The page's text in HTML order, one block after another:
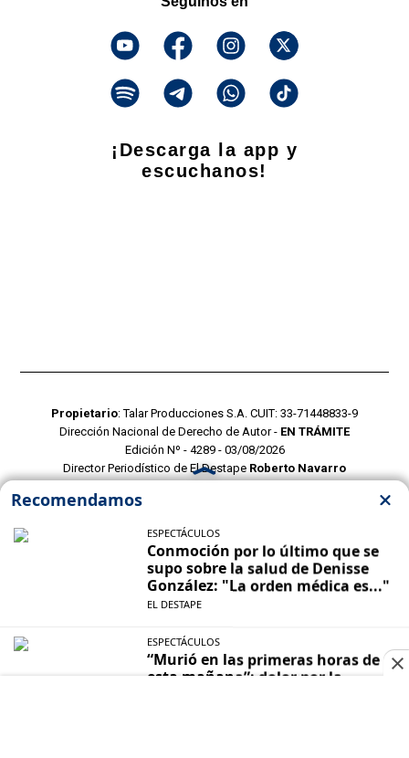
¡Descarga la app y
escuchanos!
Propietario: Talar Producciones S.A. CUIT: 33-71448833-9
Dirección Nacional de Derecho de Autor - EN TRÁMITE
Edición Nº - 4289 - 03/08/2026
Director Periodístico de El Destape Roberto Navarro
POLITICAS DE PRIVACIDAD
CONTACTO COMERCIAL
CONTACTO EDITORIAL
Mustang Cloud- CMS para portales de noticias